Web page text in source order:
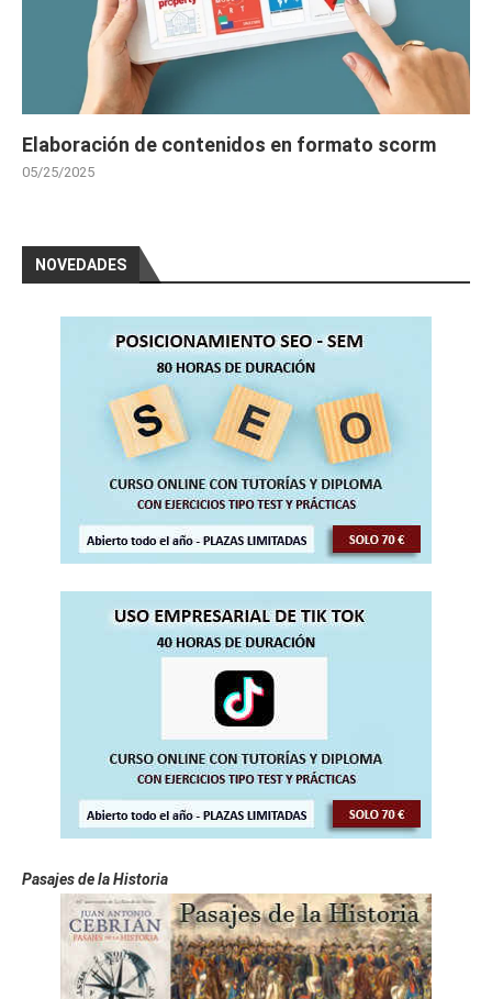
Elaboración de contenidos en formato scorm
05/25/2025
NOVEDADES
Pasajes de la Historia